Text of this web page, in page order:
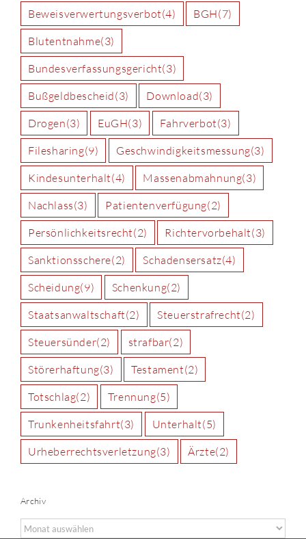
Beweisverwertungsverbot(4) BGH(7)
Blutentnahme(3)
Bundesverfassungsgericht(3)
Bußgeldbescheid(3) Download(3)
Drogen(3) EuGH(3) Fahrverbot(3)
Filesharing(9) Geschwindigkeitsmessung(3)
Kindesunterhalt(4) Massenabmahnung(3)
Nachlass(3) Patientenverfügung(2)
Persönlichkeitsrecht(2) Richtervorbehalt(3)
Sanktionsschere(2) Schadensersatz(4)
Scheidung(9) Schenkung(2)
Staatsanwaltschaft(2) Steuerstrafrecht(2)
Steuersünder(2) strafbar(2)
Störerhaftung(3) Testament(2)
Totschlag(2) Trennung(5)
Trunkenheitsfahrt(3) Unterhalt(5)
Urheberrechtsverletzung(3) Ärzte(2)
Archiv
Archiv